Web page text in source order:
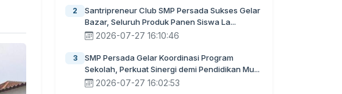
2
Santripreneur Club SMP Persada Sukses Gelar
Bazar, Seluruh Produk Panen Siswa La...
2026-07-27 16:10:46
3
SMP Persada Gelar Koordinasi Program
Sekolah, Perkuat Sinergi demi Pendidikan Mu...
2026-07-27 16:02:53